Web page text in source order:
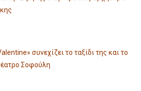
συνεχίζει το ταξίδι της και το
Σοφούλη